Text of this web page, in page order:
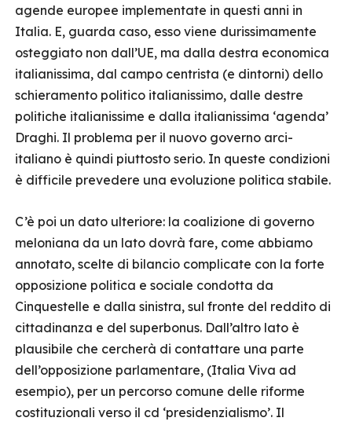
agende europee implementate in questi anni in
Italia. E, guarda caso, esso viene durissimamente
osteggiato non dall’UE, ma dalla destra economica
italianissima, dal campo centrista (e dintorni) dello
schieramento politico italianissimo, dalle destre
politiche italianissime e dalla italianissima ‘agenda’
Draghi. Il problema per il nuovo governo arci-
italiano è quindi piuttosto serio. In queste condizioni
è difficile prevedere una evoluzione politica stabile.
C’è poi un dato ulteriore: la coalizione di governo
meloniana da un lato dovrà fare, come abbiamo
annotato, scelte di bilancio complicate con la forte
opposizione politica e sociale condotta da
Cinquestelle e dalla sinistra, sul fronte del reddito di
cittadinanza e del superbonus. Dall’altro lato è
plausibile che cercherà di contattare una parte
dell’opposizione parlamentare, (Italia Viva ad
esempio), per un percorso comune delle riforme
costituzionali verso il cd ‘presidenzialismo’. Il